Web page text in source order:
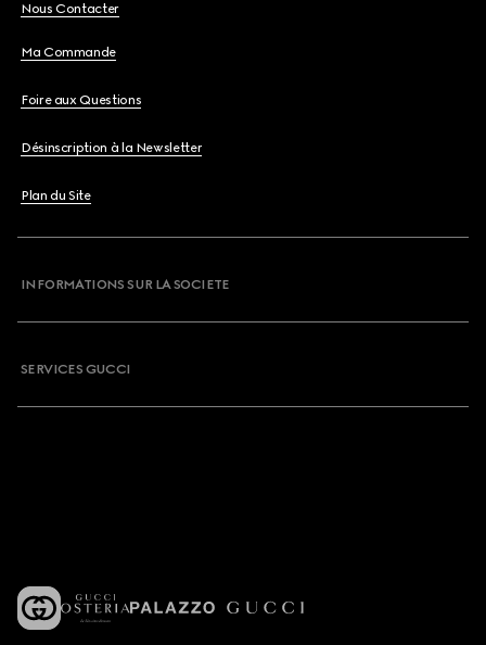
Nous Contacter
Ma Commande
Foire aux Questions
Désinscription à la Newsletter
Plan du Site
INFORMATIONS SUR LA SOCIETE
SERVICES GUCCI